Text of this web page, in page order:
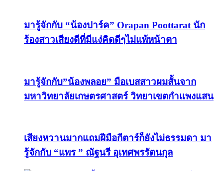
มารู้จักกับ “น้องปาร์ค” Orapan Poottarat นัก
ร้องสาวเสียงดีที่มีแง่คิดดีๆไม่แพ้หน้าตา
มารู้จักกับ”น้องพลอย” มือเบสสาวผมสั้นจาก
มหาวิทยาลัยเกษตรศาสตร์ วิทยาเขตกำแพงแสน
เสียงหวานมากแถมฝีมือกีตาร์ก็ยังไม่ธรรมดา มา
รู้จักกับ “แพร ” ณัฐนรี อุเทศพรรัตนกุล